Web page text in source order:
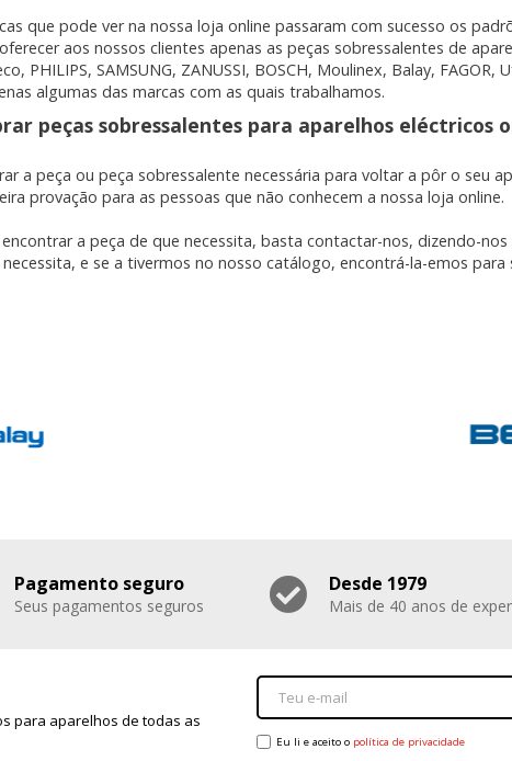
que pode ver na nossa loja online passaram com sucesso os
aos nossos clientes apenas as peças sobressalentes de
PHILIPS, SAMSUNG, ZANUSSI, BOSCH, Moulinex, Balay,
algumas das marcas com as quais trabalhamos.
peças sobressalentes para aparelhos eléctricos
a peça ou peça sobressalente necessária para voltar a pôr o seu
provação para as pessoas que não conhecem a nossa loja online.
encontrar a peça de que necessita, basta contactar-nos, dizendo-
e se a tivermos no nosso catálogo, encontrá-la-emos para
Pagamento seguro
Seus pagamentos seguros
Desde 1979
Mais de 40 anos de
para aparelhos de todas as
Eu li e aceito o política de privacidade
desde la sección "Configuración de cookies" al pie de la página.